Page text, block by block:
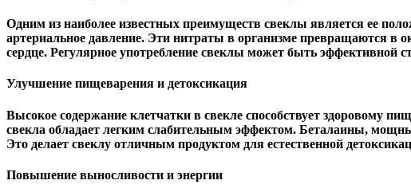
Одним из наиболее известных преимуществ свеклы является ее
артериальное давление. Эти нитраты в организме превращаются в
сердце. Регулярное употребление свеклы может быть эффективной
Улучшение пищеварения и детоксикация
Высокое содержание клетчатки в свекле способствует здоровому
свекла обладает легким слабительным эффектом. Беталаины,
Это делает свеклу отличным продуктом для естественной
Повышение выносливости и энергии